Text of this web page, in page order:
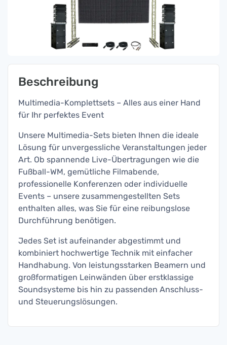
Beschreibung
Multimedia-Komplettsets – Alles aus einer Hand
für Ihr perfektes Event
Unsere Multimedia-Sets bieten Ihnen die ideale
Lösung für unvergessliche Veranstaltungen jeder
Art. Ob spannende Live-Übertragungen wie die
Fußball-WM, gemütliche Filmabende,
professionelle Konferenzen oder individuelle
Events – unsere zusammengestellten Sets
enthalten alles, was Sie für eine reibungslose
Durchführung benötigen.
Jedes Set ist aufeinander abgestimmt und
kombiniert hochwertige Technik mit einfacher
Handhabung. Von leistungsstarken Beamern und
großformatigen Leinwänden über erstklassige
Soundsysteme bis hin zu passenden Anschluss-
und Steuerungslösungen.